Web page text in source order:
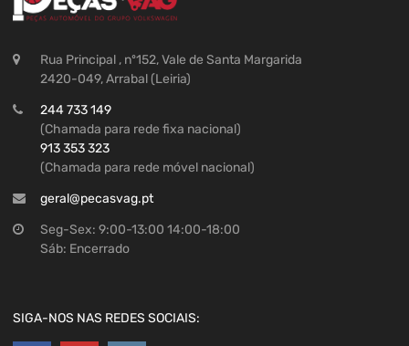
Rua Principal , nº152, Vale de Santa Margarida
2420-049, Arrabal (Leiria)
244 733 149
(Chamada para rede fixa nacional)
913 353 323
(Chamada para rede móvel nacional)
geral@pecasvag.pt
Seg-Sex: 9:00-13:00 14:00-18:00
Sáb: Encerrado
SIGA-NOS NAS REDES SOCIAIS: